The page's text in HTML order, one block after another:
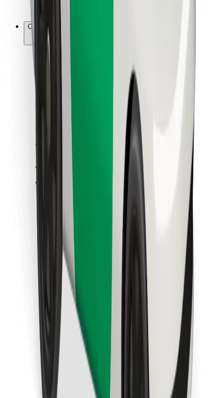
Bolt for Business
Outros
Fornecedores
Termos & Condições
Cookies
Uma viagem em poucos minutos!
Instalar app da Bolt
Encontra o teu prato favorito!
Instalar app da Bolt Food